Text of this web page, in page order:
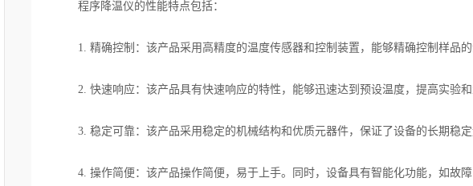
程序降温仪的性能特点包括：
1. 精确控制：该产品采用高精度的温度传感器和控制装置，能够精确控制样品的
2. 快速响应：该产品具有快速响应的特性，能够迅速达到预设温度，提高实验和
3. 稳定可靠：该产品采用稳定的机械结构和优质元器件，保证了设备的长期稳定
4. 操作简便：该产品操作简便，易于上手。同时，设备具有智能化功能，如故障